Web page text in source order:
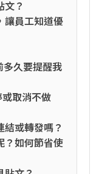
文？
讓員工知道優
多久要提醒我
取消不做
結或轉發嗎？
？如何節省使